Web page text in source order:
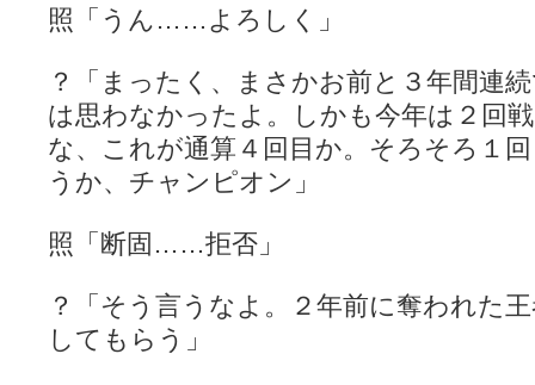
照「うん……よろしく」
？「まったく、まさかお前と３年間連
は思わなかったよ。しかも今年は２回
な、これが通算４回目か。そろそろ１
うか、チャンピオン」
照「断固……拒否」
？「そう言うなよ。２年前に奪われた
してもらう」